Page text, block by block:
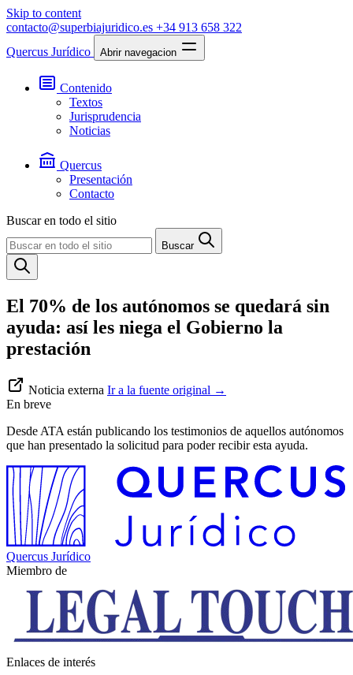
Skip to content
contacto@superbiajuridico.es +34 913 658 322
Quercus Jurídico
Abrir navegacion
Contenido
Textos
Jurisprudencia
Noticias
Quercus
Presentación
Contacto
Buscar en todo el sitio
Buscar
El 70% de los autónomos se quedará sin
ayuda: así les niega el Gobierno la
prestación
Noticia externa Ir a la fuente original →
En breve
Desde ATA están publicando los testimonios de aquellos autónomos
que han presentado la solicitud para poder recibir esta ayuda.
Quercus Jurídico
Miembro de
Enlaces de interés